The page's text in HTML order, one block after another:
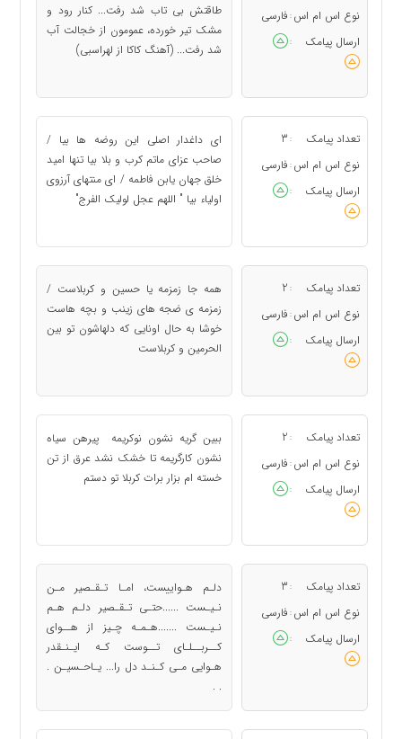
نوع اس ام اس : فارسی
ارسال پیامک
:
طاقتش بی تاب شد رفت... کنار رود و
مشک تیر خورده، عمومون از خجالت آب
شد رفت... (آهنگ کاکا از لهراسبی)
تعداد پیامک :
3
نوع اس ام اس : فارسی
ارسال پیامک
:
ای داغدار اصلی این روضه ها بیا /
صاحب عزای ماتم کرب و بلا بیا تنها امید
خلق جهان یابن فاطمه / ای منتهای آرزوی
اولیاء بیا " اللهم عجل لولیک الفرج"
تعداد پیامک :
2
نوع اس ام اس : فارسی
ارسال پیامک
:
همه جا زمزمه یا حسین و کربلاست /
زمزمه ی ضجه های زینب و بچه هاست
خوشا به حال اونایی که دلهاشون تو بین
الحرمین و کربلاست
تعداد پیامک :
2
نوع اس ام اس : فارسی
ارسال پیامک
:
ببین گریه نشون نوکریمه پیرهن سیاه
نشون کارگریمه تا خشک نشد عرق از تن
خسته ام بزار برات کربلا تو دستم
تعداد پیامک :
3
نوع اس ام اس : فارسی
ارسال پیامک
:
دلـم هـواییست، امـا تـقـصیر مـن
نـیـست ......حتـی تـقـصیر دلـم هـم
نـیـست .......هـمـه چـیز از هــوای
کــربــلـای تــوست کـه ایـنـقدر
هـوایی مـی کـنـد دل را... یـاحـسیـن .
. .